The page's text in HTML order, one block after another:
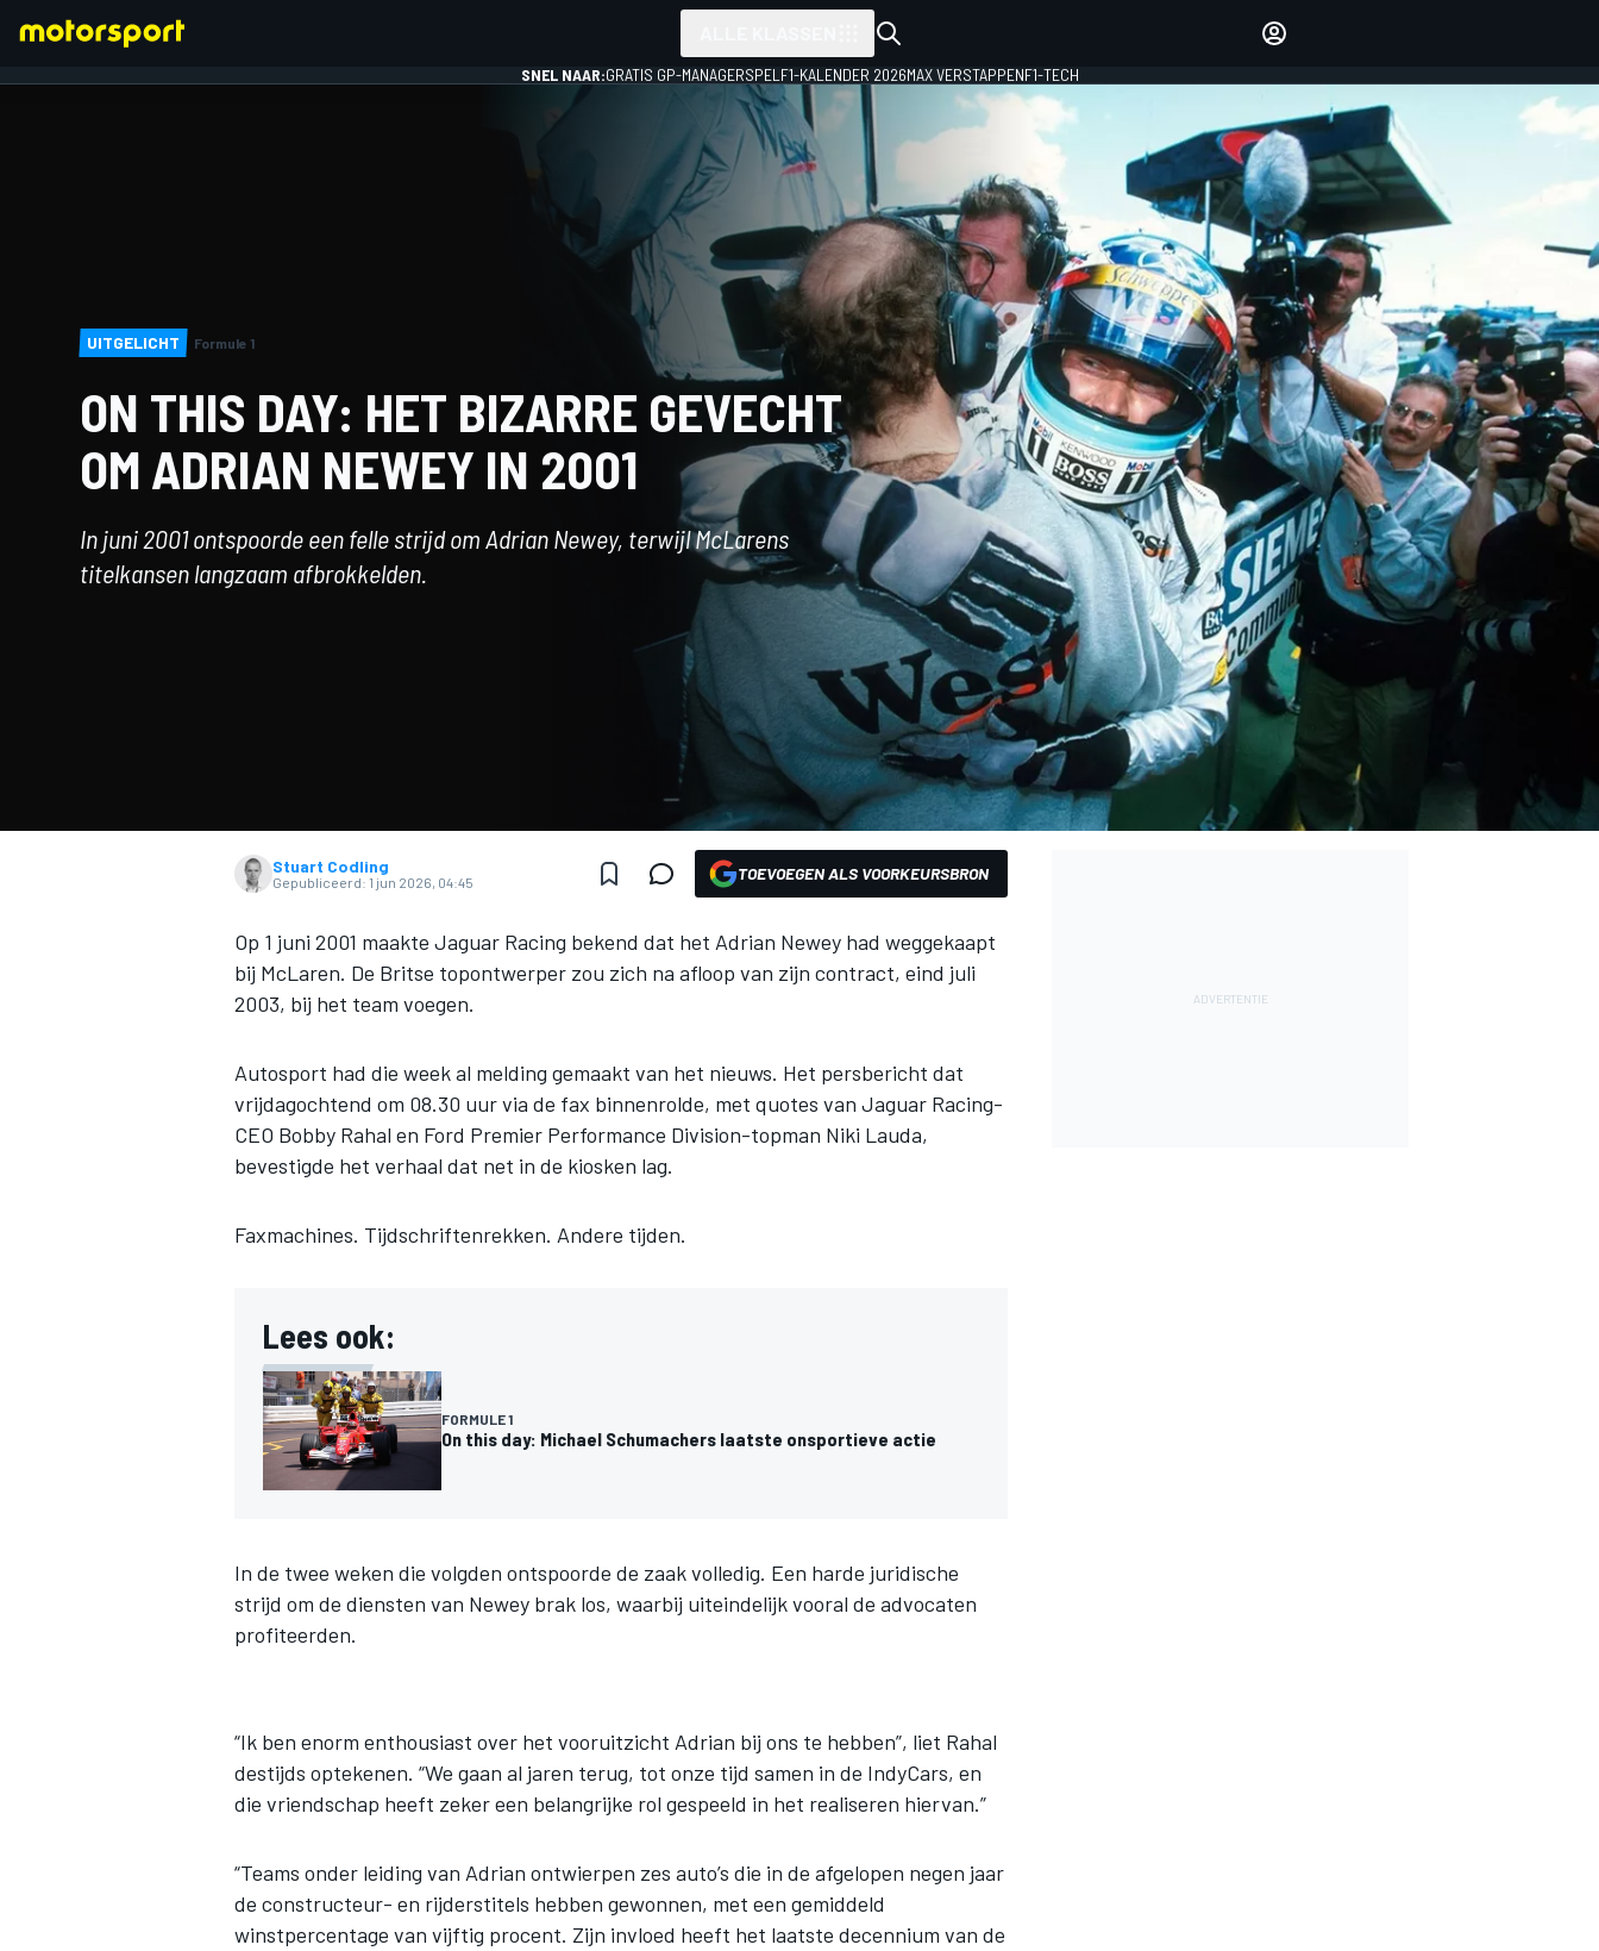
INDYCAR
EDITIE
NEDERLAND
SNEL NAAR:GRATIS GP-MANAGERSPEL F1-KALENDER 2026MAX VERSTAPPENF1-TECH
UITGELICHT Formule 1
ON THIS DAY: HET BIZARRE GEVECHT
OM ADRIAN NEWEY IN 2001
In juni 2001 ontspoorde een felle strijd om Adrian Newey, terwijl McLarens
titelkansen langzaam afbrokkelden.
Stuart Codling
Gepubliceerd: 1 jun 2026, 04:45 TOEVOEGEN ALS VOORKEURSBRON
Op 1 juni 2001 maakte Jaguar Racing bekend dat het Adrian Newey had weggekaapt
bij McLaren. De Britse topontwerper zou zich na afloop van zijn contract, eind juli
2003, bij het team voegen.
Autosport had die week al melding gemaakt van het nieuws. Het persbericht dat
vrijdagochtend om 08.30 uur via de fax binnenrolde, met quotes van Jaguar Racing-
CEO Bobby Rahal en Ford Premier Performance Division-topman Niki Lauda,
bevestigde het verhaal dat net in de kiosken lag.
Faxmachines. Tijdschriftenrekken. Andere tijden.
Lees ook:
FORMULE 1
On this day: Michael Schumachers laatste onsportieve actie
In de twee weken die volgden ontspoorde de zaak volledig. Een harde juridische
strijd om de diensten van Newey brak los, waarbij uiteindelijk vooral de advocaten
profiteerden.
“Ik ben enorm enthousiast over het vooruitzicht Adrian bij ons te hebben”, liet Rahal
destijds optekenen. “We gaan al jaren terug, tot onze tijd samen in de IndyCars, en
die vriendschap heeft zeker een belangrijke rol gespeeld in het realiseren hiervan.”
“Teams onder leiding van Adrian ontwierpen zes auto’s die in de afgelopen negen jaar
de constructeur- en rijderstitels hebben gewonnen, met een gemiddeld
winstpercentage van vijftig procent. Zijn invloed heeft het laatste decennium van de